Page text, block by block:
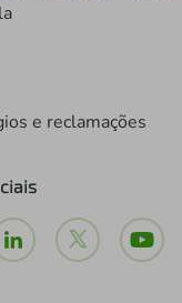
e reclamações